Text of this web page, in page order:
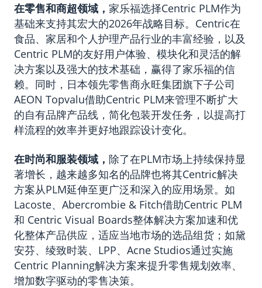
在零售和商超领域 ， 家乐福选择Centric PLM作为
基础来支持其宏大的2026年战略目标。Centric在
食品、家居和个人护理产品行业的丰富经验，以及
Centric PLM的友好用户体验、模块化和灵活的解
决方案以及强大的技术基础，赢得了家乐福的信
赖。同时，日本领先零售商永旺集团旗下子公司
AEON Topvalu借助Centric PLM来管理不断扩大
的自有品牌产品线，简化包装开发任务，以提高打
样流程的效率并更好地跟踪设计变化。
在时尚和服装领域 ， 除了在PLM市场上持续保持显
著增长，越来越多知名的品牌也将其Centric解决
方案从PLM延伸至更广泛和深入的应用场景。如
Lacoste、Abercrombie & Fitch借助Centric PLM
和 Centric Visual Boards整体解决方案加速和优
化整体产品供应，适应当地市场的选品组货；如黛
安芬、绫致时装、LPP、Acne Studios通过实施
Centric Planning解决方案来提升零售规划效率、
增加数字驱动的零售决策。